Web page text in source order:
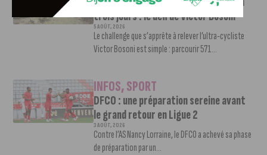
trois jours : le défi de Victor Bosoni
5 AOÛT, 2026
Le challenge que s’apprête à relever l’ultra-cycliste
Victor Bosoni est simple : parcourir 571...
INFOS,SPORT
DFCO : une préparation sereine avant
le grand retour en Ligue 2
3 AOÛT, 2026
Contre l’AS Nancy Lorraine, le DFCO a achevé sa phase
de préparation par un...